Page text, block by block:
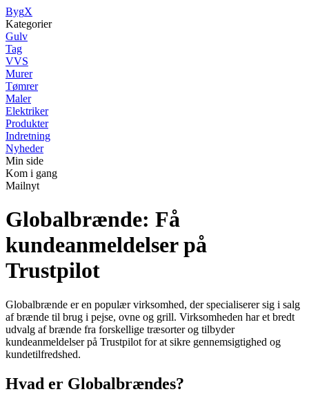
BygX
Kategorier
Gulv
Tag
VVS
Murer
Tømrer
Maler
Elektriker
Produkter
Indretning
Nyheder
Min side
Kom i gang
Mailnyt
Globalbrænde: Få
kundeanmeldelser på
Trustpilot
Globalbrænde er en populær virksomhed, der specialiserer sig i salg
af brænde til brug i pejse, ovne og grill. Virksomheden har et bredt
udvalg af brænde fra forskellige træsorter og tilbyder
kundeanmeldelser på Trustpilot for at sikre gennemsigtighed og
kundetilfredshed.
Hvad er Globalbrændes?